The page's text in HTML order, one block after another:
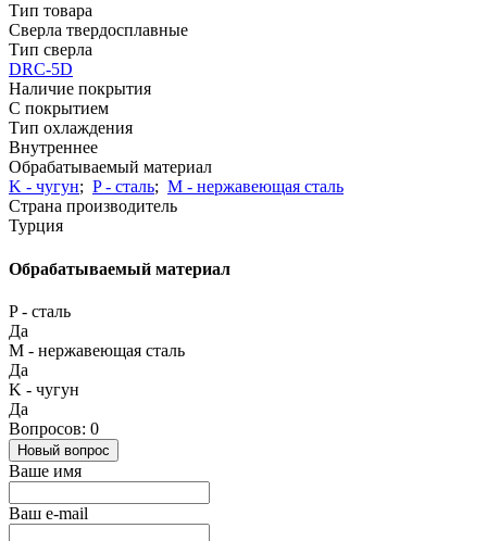
Тип товара
Сверла твердосплавные
Тип сверла
DRC-5D
Наличие покрытия
С покрытием
Тип охлаждения
Внутреннее
Обрабатываемый материал
K - чугун; P - сталь; М - нержавеющая сталь
Страна производитель
Турция
Обрабатываемый материал
P - сталь
Да
М - нержавеющая сталь
Да
K - чугун
Да
Вопросов: 0
Новый вопрос
Ваше имя
Ваш e-mail